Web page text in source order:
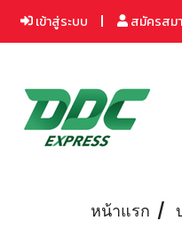
เข้าสู่ระบบ สมัครสม
หน้าแรก